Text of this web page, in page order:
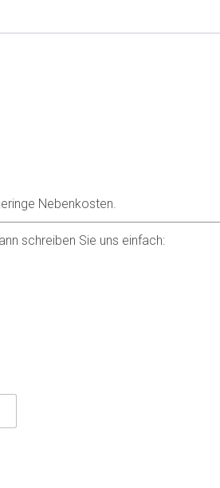
Nebenkosten.
schreiben Sie uns einfach: